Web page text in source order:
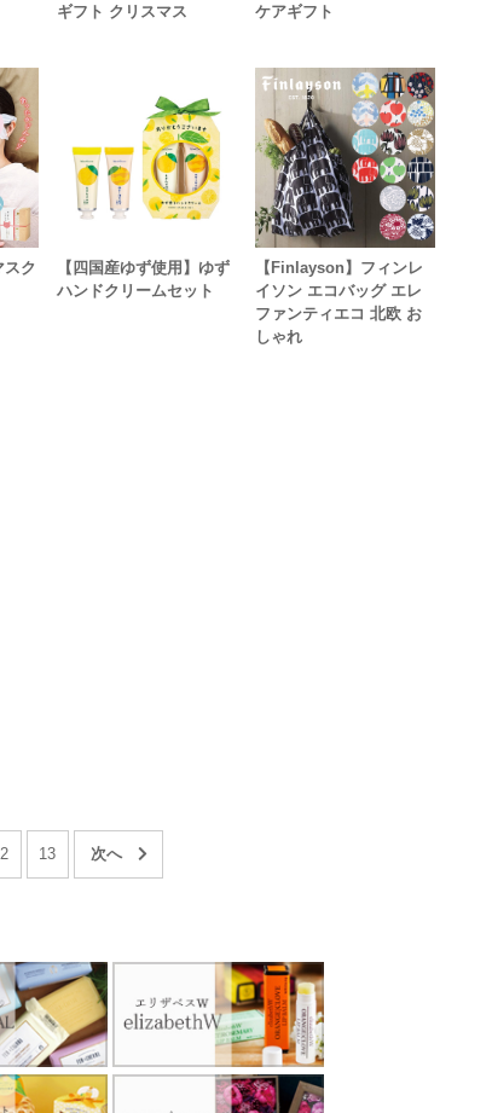
ギフト クリスマス
ケアギフト
ク
【四国産ゆず使用】ゆず
ハンドクリームセット
【Finlayson】フィンレ
イソン エコバッグ エレ
ファンティエコ 北欧 お
しゃれ
13